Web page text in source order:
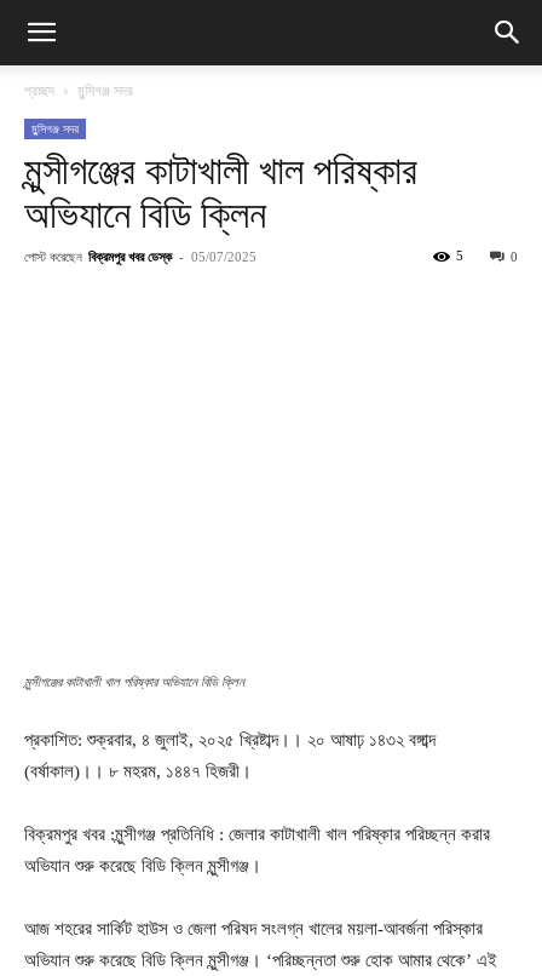
প্রচ্ছদ মুন্সিগঞ্জ সদর
মুন্সিগঞ্জ সদর
মুন্সীগঞ্জের কাটাখালী খাল পরিষ্কার
অভিযানে বিডি ক্লিন
পোস্ট করেছেন বিক্রমপুর খবর ডেস্ক - 05/07/2025 0
5
মুন্সীগঞ্জের কাটাখালী খাল পরিষ্কার অভিযানে বিডি ক্লিন
প্রকাশিত: শুক্রবার, ৪ জুলাই, ২০২৫ খ্রিষ্টাব্দ।। ২০ আষাঢ় ১৪৩২ বঙ্গাব্দ
(বর্ষাকাল)।। ৮ মহরম, ১৪৪৭ হিজরী।
বিক্রমপুর খবর :মুন্সীগঞ্জ প্রতিনিধি : জেলার কাটাখালী খাল পরিষ্কার পরিচ্ছন্ন করার
অভিযান শুরু করেছে বিডি ক্লিন মুন্সীগঞ্জ।
আজ শহরের সার্কিট হাউস ও জেলা পরিষদ সংলগ্ন খালের ময়লা-আবর্জনা পরিস্কার
অভিযান শুরু করেছে বিডি ক্লিন মুন্সীগঞ্জ। ‘পরিচ্ছন্নতা শুরু হোক আমার থেকে’ এই